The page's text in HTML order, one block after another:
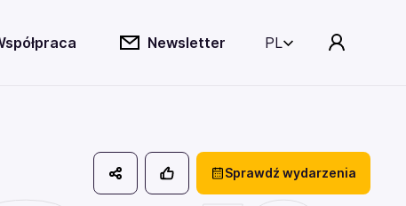
Newsletter PL
Sprawdź wydarzenia